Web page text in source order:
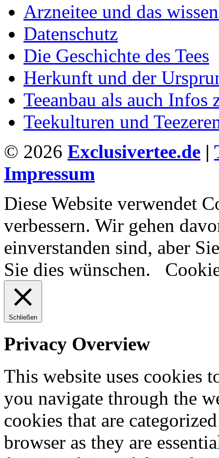
Arzneitee und das
Datenschutz
Die Geschichte des Tees
Herkunft und der
Teeanbau als auch Infos
Teekulturen und
© 2026 Exclusivertee.de |
Impressum
Diese Website verwendet
verbessern. Wir gehen
einverstanden sind, aber
Sie dies wünschen.
Schließen
Privacy Overview
This website uses cookies
you navigate through the
cookies that are
browser as they are